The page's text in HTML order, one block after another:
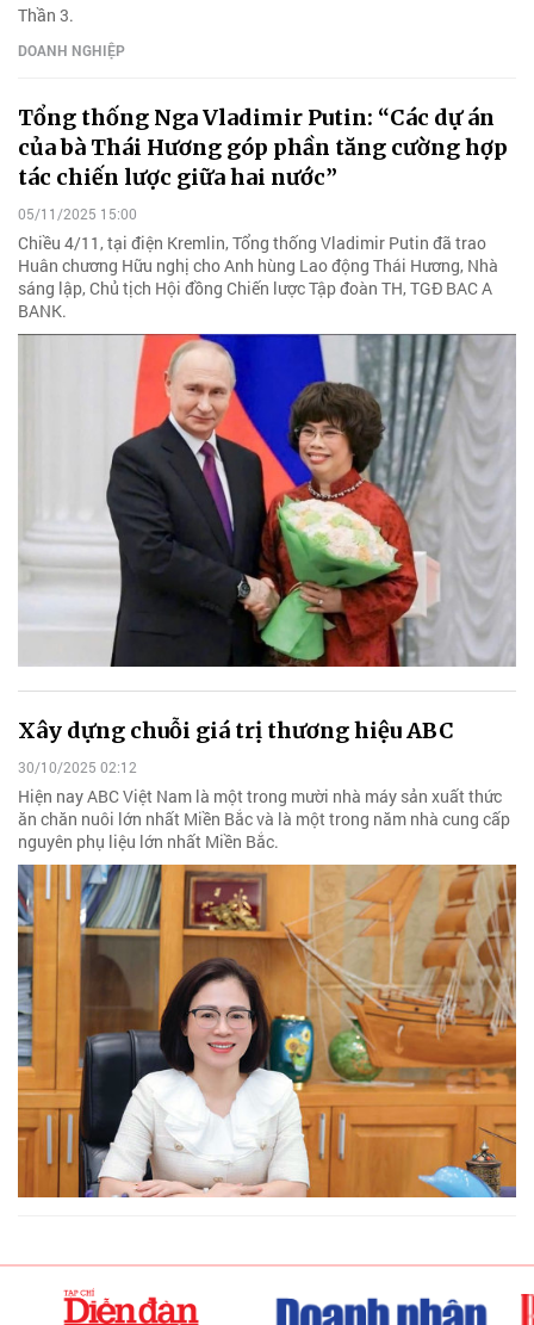
Thần 3.
DOANH NGHIỆP
Tổng thống Nga Vladimir Putin: “Các dự án
của bà Thái Hương góp phần tăng cường hợp
tác chiến lược giữa hai nước”
05/11/2025 15:00
Chiều 4/11, tại điện Kremlin, Tổng thống Vladimir Putin đã trao
Huân chương Hữu nghị cho Anh hùng Lao động Thái Hương, Nhà
sáng lập, Chủ tịch Hội đồng Chiến lược Tập đoàn TH, TGĐ BAC A
BANK.
Xây dựng chuỗi giá trị thương hiệu ABC
30/10/2025 02:12
Hiện nay ABC Việt Nam là một trong mười nhà máy sản xuất thức
ăn chăn nuôi lớn nhất Miền Bắc và là một trong năm nhà cung cấp
nguyên phụ liệu lớn nhất Miền Bắc.